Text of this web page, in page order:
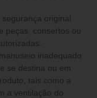
original
peças, consertos ou
inadequado
se destina ou em
tais como a
a ventilação do